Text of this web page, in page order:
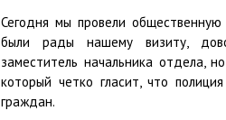
Сегодня мы провели
были рады нашему визиту,
заместитель начальника отдела,
который четко гласит, что
граждан.